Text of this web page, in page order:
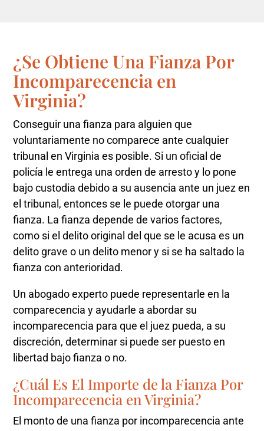
¿Se Obtiene Una Fianza Por
Incomparecencia en
Virginia?
Conseguir una fianza para alguien que
voluntariamente no comparece ante cualquier
tribunal en Virginia es posible. Si un oficial de
policía le entrega una orden de arresto y lo pone
bajo custodia debido a su ausencia ante un juez en
el tribunal, entonces se le puede otorgar una
fianza. La fianza depende de varios factores,
como si el delito original del que se le acusa es un
delito grave o un delito menor y si se ha saltado la
fianza con anterioridad.
Un abogado experto puede representarle en la
comparecencia y ayudarle a abordar su
incomparecencia para que el juez pueda, a su
discreción, determinar si puede ser puesto en
libertad bajo fianza o no.
¿Cuál Es El Importe de la Fianza Por
Incomparecencia en Virginia?
El monto de una fianza por incomparecencia ante